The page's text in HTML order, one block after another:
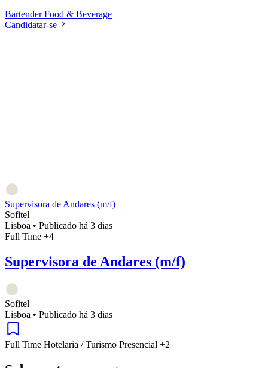
BartenderFood & Beverage
Candidatar-se
Supervisora de Andares (m/f)
Sofitel
Lisboa • Publicado há 3 dias
Full Time +4
Supervisora de Andares (m/f)
Sofitel
Lisboa • Publicado há 3 dias
Full Time Hotelaria / Turismo Presencial +2